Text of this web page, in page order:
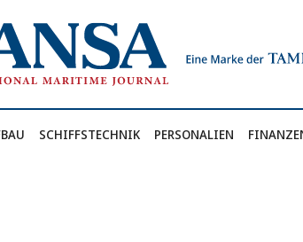
SCHIFFSTECHNIK PERSONALIEN